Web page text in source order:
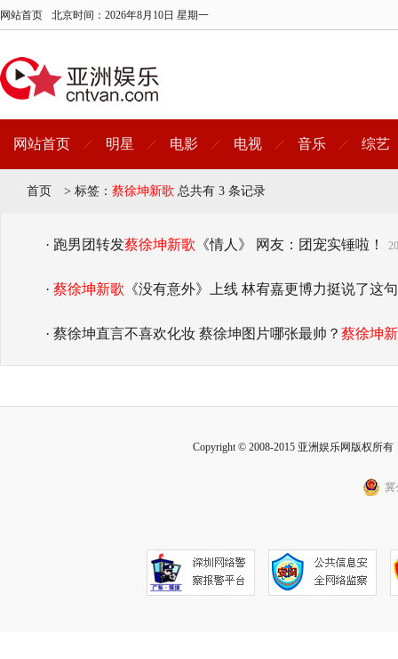
网站首页 北京时间： 2026年8月10日 星期一
网站首页 明星 电影 电视 音乐 综艺
首页 > 标签： 蔡徐坤新歌 总共有 3 条记录
· 跑男团转发蔡徐坤新歌 《情人》 网友：团宠实锤啦！
· 蔡徐坤新歌 《没有意外》上线 林宥嘉更博力挺说了这
· 蔡徐坤直言不喜欢化妆 蔡徐坤图片哪张最帅？ 蔡徐坤
Copyright © 2008-2015 亚洲娱乐网版权所
冀